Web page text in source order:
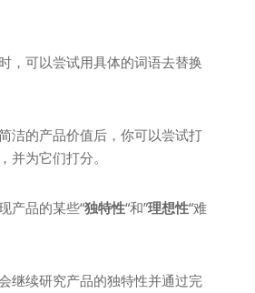
，可以尝试用具体的词语去替换
洁的产品价值后，你可以尝试打
并为它们打分。
产品的某些“独特性“和”理想性“难
继续研究产品的独特性并通过完